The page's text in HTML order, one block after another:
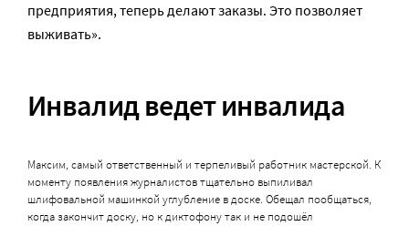
предприятия, теперь делают заказы. Это позволяет
выживать».
Инвалид ведет инвалида
Максим, самый ответственный и терпеливый работник мастерской. К
моменту появления журналистов тщательно выпиливал
шлифовальной машинкой углубление в доске. Обещал пообщаться,
когда закончит доску, но к диктофону так и не подошёл